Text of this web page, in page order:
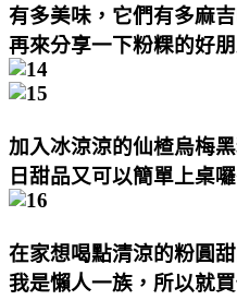
有多美味，它們有多麻
再來分享一下粉粿的好
加入冰涼涼的仙楂烏梅
日甜品又可以簡單上桌
在家想喝點清涼的粉圓
我是懶人一族，所以就